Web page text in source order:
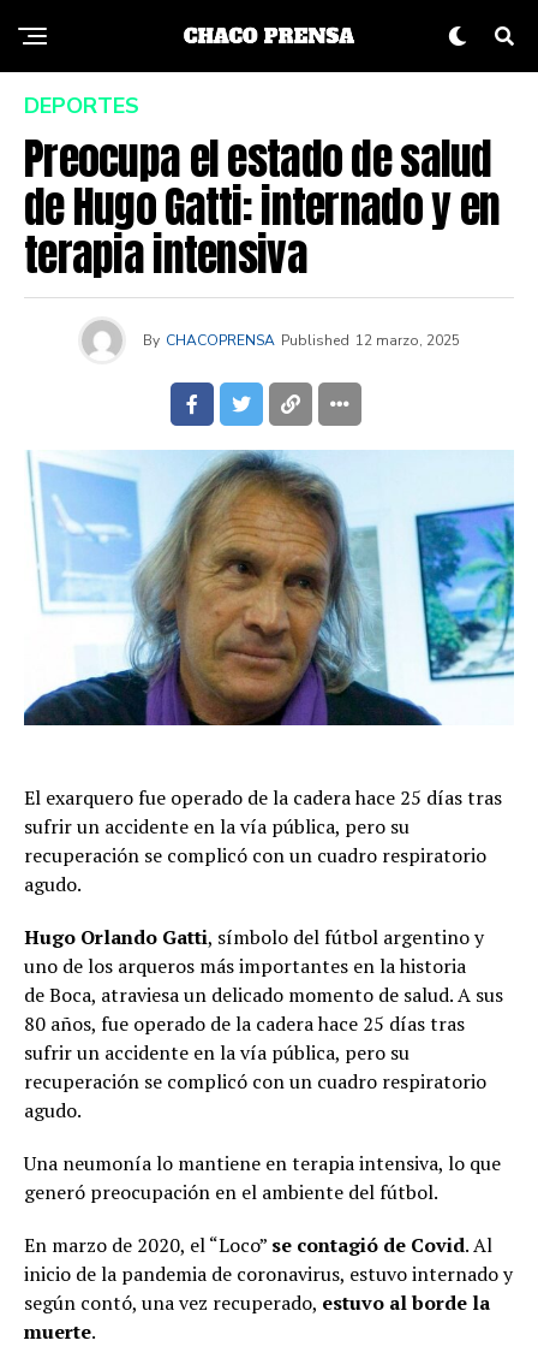
DEPORTES
Preocupa el estado de salud
de Hugo Gatti: internado y en
terapia intensiva
By CHACOPRENSA Published 12 marzo, 2025
El exarquero fue operado de la cadera hace 25 días tras
sufrir un accidente en la vía pública, pero su
recuperación se complicó con un cuadro respiratorio
agudo.
Hugo Orlando Gatti, símbolo del fútbol argentino y
uno de los arqueros más importantes en la historia
de Boca, atraviesa un delicado momento de salud. A sus
80 años, fue operado de la cadera hace 25 días tras
sufrir un accidente en la vía pública, pero su
recuperación se complicó con un cuadro respiratorio
agudo.
Una neumonía lo mantiene en terapia intensiva, lo que
generó preocupación en el ambiente del fútbol.
En marzo de 2020, el “Loco” se contagió de Covid. Al
inicio de la pandemia de coronavirus, estuvo internado y
según contó, una vez recuperado, estuvo al borde la
muerte.